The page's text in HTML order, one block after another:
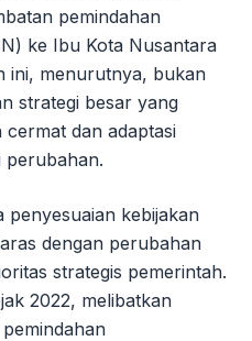
pemindahan
ke Ibu Kota Nusantara
ini, menurutnya, bukan
strategi besar yang
dan adaptasi
perubahan.
penyesuaian kebijakan
dengan perubahan
strategis pemerintah.
2022, melibatkan